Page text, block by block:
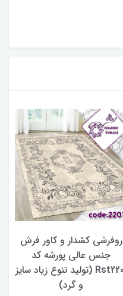
روفرشی کشدار و کاور فرش
جنس عالی پورشه کد
Rst2201 (تولید تنوع زیاد سایز
و گرد)